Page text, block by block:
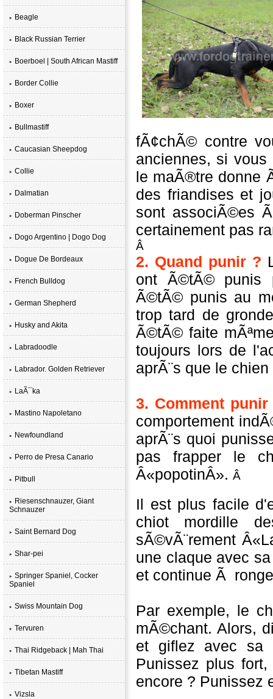
Beagle
Black Russian Terrier
Boerboel | South African Mastiff
Border Collie
Boxer
Bullmastiff
Caucasian Sheepdog
Collie
Dalmatian
Doberman Pinscher
Dogo Argentino | Dogo Dog
Dogue De Bordeaux
French Bulldog
German Shepherd
Husky and Akita
Labradoodle
Labrador. Golden Retriever
LaÃ¯ka
Mastino Napoletano
Newfoundland
Perro de Presa Canario
Pitbull
Riesenschnauzer, Giant
Schnauzer
Saint Bernard Dog
Shar-pei
Springer Spaniel, Cocker
Spaniel
Swiss Mountain Dog
Tervuren
Thai Ridgeback | Mah Thai
Tibetan Mastiff
Vizsla
fÃ¢chÃ© contre
anciennes, si
le maÃ®tre donne
des friandises et
sont associÃ©es
certainement pas
Â
2. Quand punir ?
ont Ã©tÃ© punis
Ã©tÃ© punis au
trop tard de
Ã©tÃ© faite
toujours lors de
aprÃ¨s que le
3. Comment punir
comportement
aprÃ¨s quoi
pasfrapper
le
Â«popotinÂ». Â
Il est plus facile d'
chiot
mordille
sÃ©vÃ¨rement Â«
une claque avec
et continue Ã
Par exemple, le
mÃ©chant. Alors,
et giflez avec
Punissez plus
encore ? Punissez